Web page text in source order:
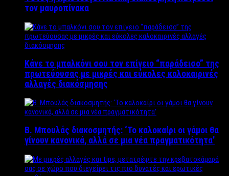
τον μαυροπίνακα
Κάνε το μπαλκόνι σου τον επίγειο “παράδεισο” της
πρωτεύουσας με μικρές και εύκολες καλοκαιρινές
αλλαγές διακόσμησης
Β. Μπουλάς διακοσμητής: ‘Το καλοκαίρι οι γάμοι θα
γίνουν κανονικά, αλλά σε μια νέα πραγματικότητα’